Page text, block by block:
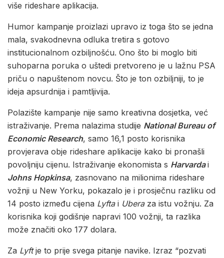
više rideshare aplikacija.
Humor kampanje proizlazi upravo iz toga što se jedna
mala, svakodnevna odluka tretira s gotovo
institucionalnom ozbiljnošću. Ono što bi moglo biti
suhoparna poruka o uštedi pretvoreno je u lažnu PSA
priču o napuštenom novcu. Što je ton ozbiljniji, to je
ideja apsurdnija i pamtljivija.
Polazište kampanje nije samo kreativna dosjetka, već
istraživanje. Prema nalazima studije National Bureau of
Economic Research, samo 16,1 posto korisnika
provjerava obje rideshare aplikacije kako bi pronašli
povoljniju cijenu. Istraživanje ekonomista s Harvardai
Johns Hopkinsa, zasnovano na milionima rideshare
vožnji u New Yorku, pokazalo je i prosječnu razliku od
14 posto između cijena Lyftai Uberaza istu vožnju. Za
korisnika koji godišnje napravi 100 vožnji, ta razlika
može značiti oko 177 dolara.
Za Lyftje to prije svega pitanje navike. Izraz “pozvati